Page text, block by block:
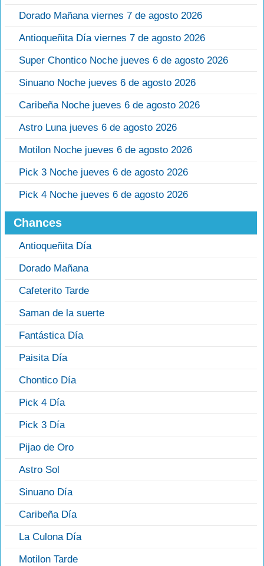
Dorado Mañana viernes 7 de agosto 2026
Antioqueñita Día viernes 7 de agosto 2026
Super Chontico Noche jueves 6 de agosto 2026
Sinuano Noche jueves 6 de agosto 2026
Caribeña Noche jueves 6 de agosto 2026
Astro Luna jueves 6 de agosto 2026
Motilon Noche jueves 6 de agosto 2026
Pick 3 Noche jueves 6 de agosto 2026
Pick 4 Noche jueves 6 de agosto 2026
Chances
Antioqueñita Día
Dorado Mañana
Cafeterito Tarde
Saman de la suerte
Fantástica Día
Paisita Día
Chontico Día
Pick 4 Día
Pick 3 Día
Pijao de Oro
Astro Sol
Sinuano Día
Caribeña Día
La Culona Día
Motilon Tarde